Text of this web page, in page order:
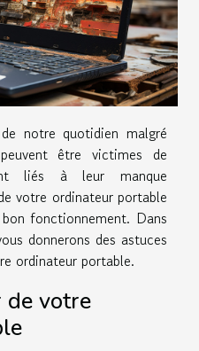
notre quotidien malgré
être victimes de
liés à leur manque
votre ordinateur portable
fonctionnement. Dans
donnerons des astuces
ordinateur portable.
de votre